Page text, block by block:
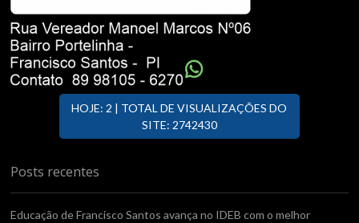
HOJE: 2 | TOTAL DE VISUALIZAÇÕES DO
SITE: 2742430
Posts recentes
Educação de Francisco Santos avança no IDEB com o melhor